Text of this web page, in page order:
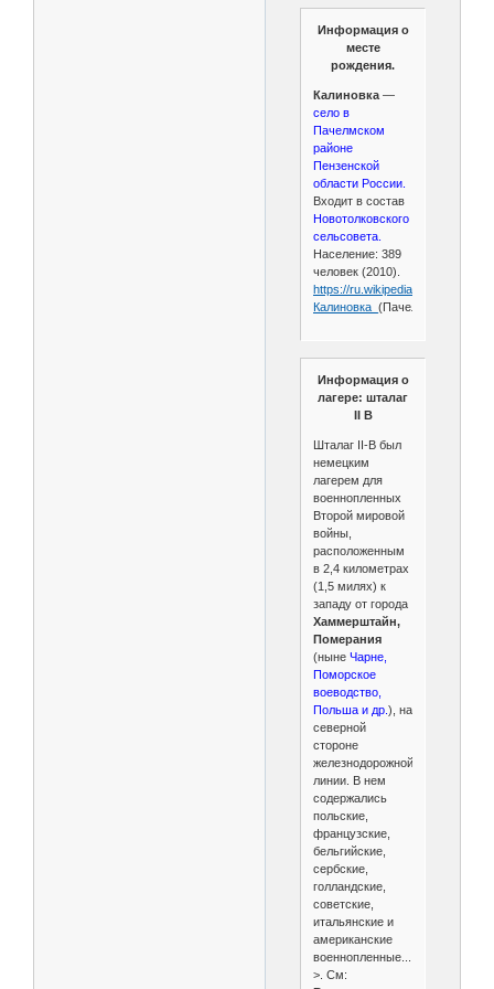
Информация о
месте
рождения.
Калиновка —
село в
Пачелмском
районе
Пензенской
области России.
Входит в состав
Новотолковского
сельсовета.
Население: 389
человек (2010).
https://ru.wikipedia.org/wiki/
Калиновка_
Информация о
лагере: шталаг
II B
Шталаг II-B был
немецким
лагерем для
военнопленных
Второй мировой
войны,
расположенным
в 2,4 километрах
(1,5 милях) к
западу от города
Хаммерштайн,
Померания
(ныне Чарне,
Поморское
воеводство,
Польша и др.), на
северной
стороне
железнодорожной
линии. В нем
содержались
польские,
французские,
бельгийские,
сербские,
голландские,
советские,
итальянские и
американские
военнопленные...
>. См: